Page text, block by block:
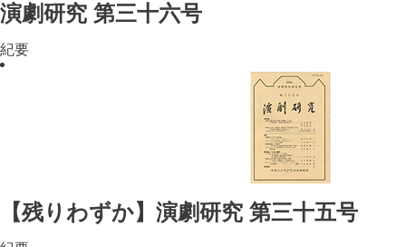
演劇研究 第三十六号
紀要
【残りわずか】演劇研究 第三十五号